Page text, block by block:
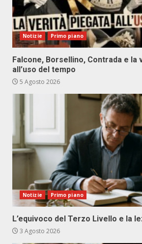
Notizie Primo piano
Falcone, Borsellino, Contrada e la
all’uso del tempo
5 Agosto 2026
Notizie Primo piano
L’equivoco del Terzo Livello e la
3 Agosto 2026